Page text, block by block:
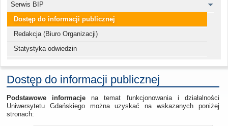
Serwis BIP
Dostęp do informacji publicznej
Redakcja (Biuro Organizacji)
Statystyka odwiedzin
Dostęp do informacji publicznej
Podstawowe informacje na temat funkcjonowania i działalności
Uniwersytetu Gdańskiego można uzyskać na wskazanych poniżej
stronach: